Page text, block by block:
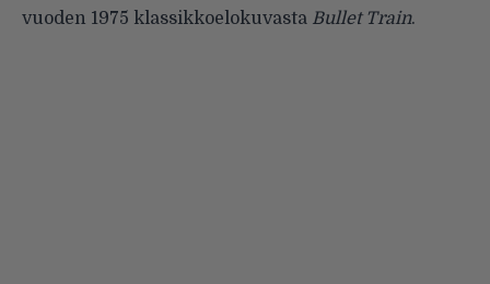
vuoden 1975 klassikkoelokuvasta Bullet Train.